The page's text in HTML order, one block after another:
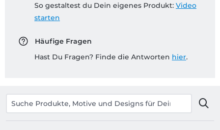
So gestaltest du Dein eigenes Produkt: Video
starten
Häufige Fragen
Hast Du Fragen? Finde die Antworten hier.